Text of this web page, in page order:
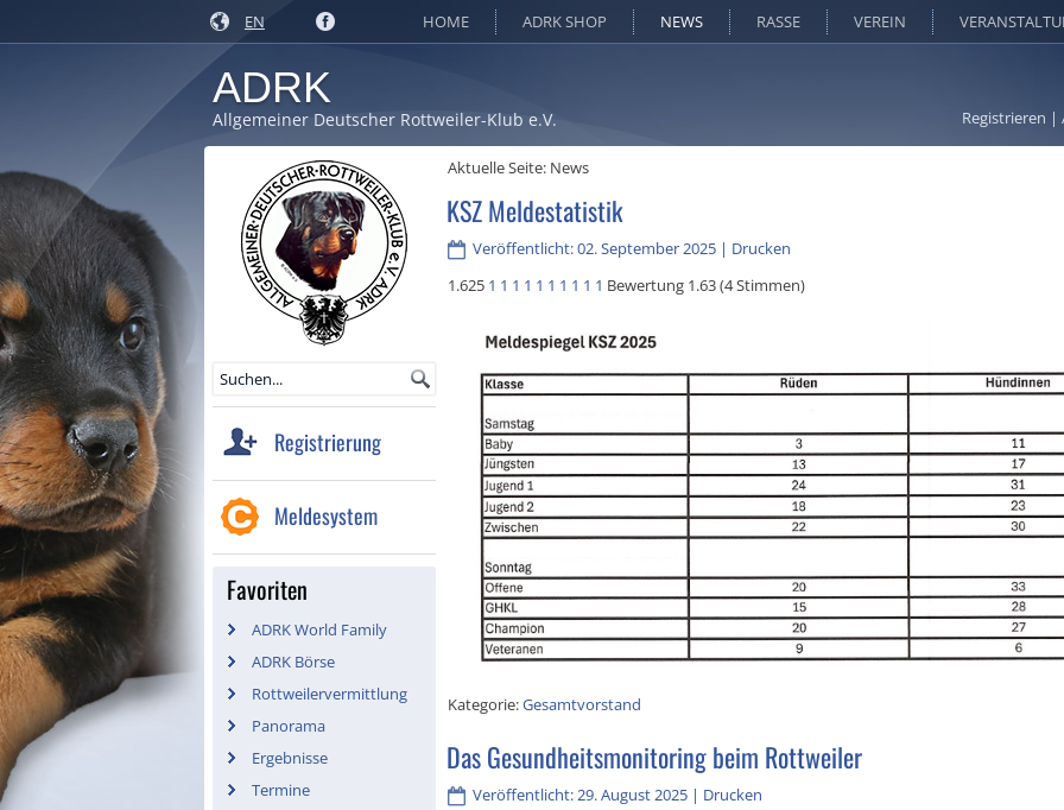
EN
Registrieren |
HOME ADRK SHOP NEWS RASSE VEREIN
ADRK
Allgemeiner Deutscher Rottweiler-Klub e.V.
Registrierung
Meldesystem
Favoriten
ADRK World Family
ADRK Börse
Rottweilervermittlung
Panorama
Ergebnisse
Termine
Aktuelle Seite: News
KSZ Meldestatistik
Veröffentlicht: 02. September 2025 | Drucken
1.625 1 1 1 1 1 1 1 1 1 1 Bewertung 1.63 (4 Stimmen)
Kategorie:Gesamtvorstand
Das Gesundheitsmonitoring beim Rottweiler
Veröffentlicht: 29. August 2025 | Drucken